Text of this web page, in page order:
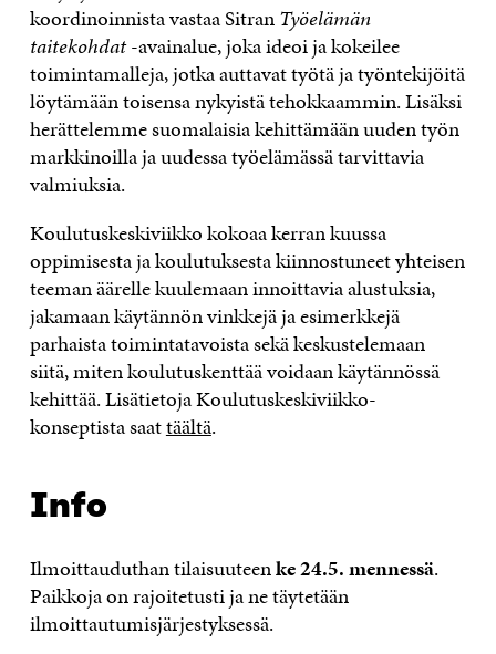
koordinoinnista vastaa SitranTyöelämän
taitekohdat-avainalue, joka ideoi ja kokeilee
toimintamalleja, jotka auttavat työtä ja työntekijöitä
löytämään toisensa nykyistä tehokkaammin. Lisäksi
herättelemme suomalaisia kehittämään uuden työn
markkinoilla ja uudessa työelämässä tarvittavia
valmiuksia.
Koulutuskeskiviikko kokoaa kerran kuussa
oppimisesta ja koulutuksesta kiinnostuneet yhteisen
teeman äärelle kuulemaan innoittavia alustuksia,
jakamaan käytännön vinkkejä ja esimerkkejä
parhaista toimintatavoista sekä keskustelemaan
siitä, miten koulutuskenttää voidaan käytännössä
kehittää. Lisätietoja Koulutuskeskiviikko-
konseptista saattäältä.
Info
Ilmoittauduthan tilaisuuteenke 24.5. mennessä.
Paikkoja on rajoitetusti ja ne täytetään
ilmoittautumisjärjestyksessä.